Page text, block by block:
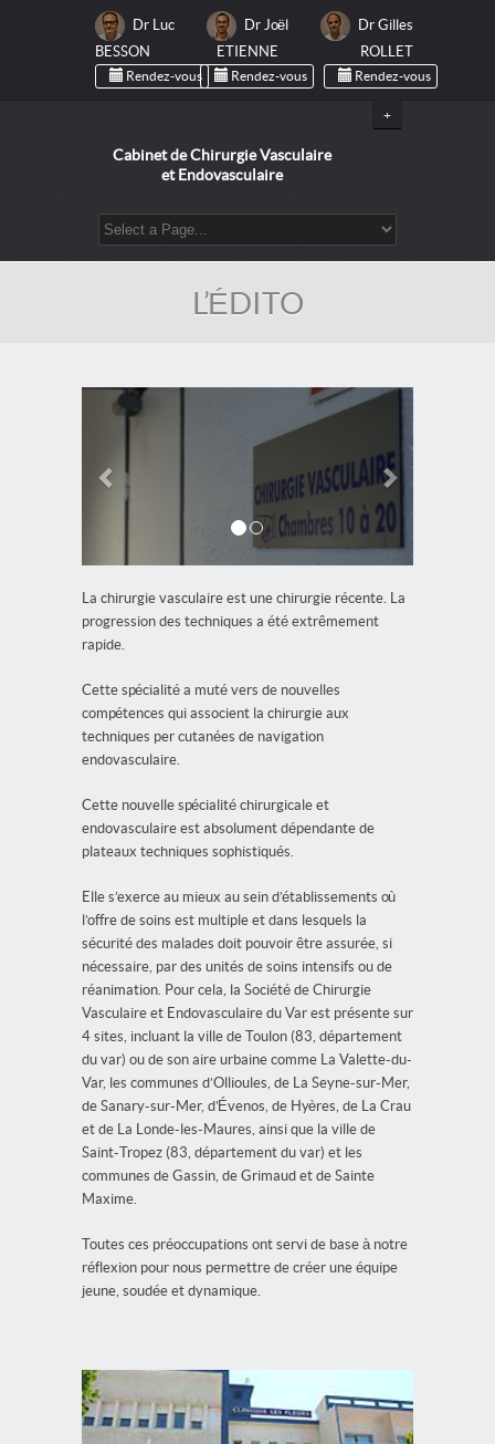
Dr Luc
BESSON
Rendez-vous
Dr Joël
ETIENNE
Rendez-vous
Dr Gilles
ROLLET
Rendez-vous
+
Cabinet de Chirurgie Vasculaire
et Endovasculaire
L’ÉDITO
Previous Next
La chirurgie vasculaire est une chirurgie récente. La
progression des techniques a été extrêmement
rapide.
Cette spécialité a muté vers de nouvelles
compétences qui associent la chirurgie aux
techniques per cutanées de navigation
endovasculaire.
Cette nouvelle spécialité chirurgicale et
endovasculaire est absolument dépendante de
plateaux techniques sophistiqués.
Elle s’exerce au mieux au sein d’établissements où
l’offre de soins est multiple et dans lesquels la
sécurité des malades doit pouvoir être assurée, si
nécessaire, par des unités de soins intensifs ou de
réanimation. Pour cela, la Société de Chirurgie
Vasculaire et Endovasculaire du Var est présente sur
4 sites, incluant la ville de Toulon (83, département
du var) ou de son aire urbaine comme La Valette-du-
Var, les communes d’Ollioules, de La Seyne-sur-Mer,
de Sanary-sur-Mer, d’Évenos, de Hyères, de La Crau
et de La Londe-les-Maures, ainsi que la ville de
Saint-Tropez (83, département du var) et les
communes de Gassin, de Grimaud et de Sainte
Maxime.
Toutes ces préoccupations ont servi de base à notre
réflexion pour nous permettre de créer une équipe
jeune, soudée et dynamique.